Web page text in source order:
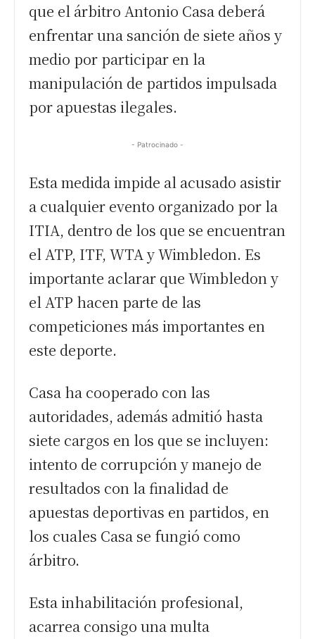
que el árbitro Antonio Casa deberá
enfrentar una sanción de siete años y
medio por participar en la
manipulación de partidos impulsada
por apuestas ilegales.
- Patrocinado -
Esta medida impide al acusado asistir
a cualquier evento organizado por la
ITIA, dentro de los que se encuentran
el ATP, ITF, WTA y Wimbledon. Es
importante aclarar que Wimbledon y
el ATP hacen parte de las
competiciones más importantes en
este deporte.
Casa ha cooperado con las
autoridades, además admitió hasta
siete cargos en los que se incluyen:
intento de corrupción y manejo de
resultados con la finalidad de
apuestas deportivas en partidos, en
los cuales Casa se fungió como
árbitro.
Esta inhabilitación profesional,
acarrea consigo una multa